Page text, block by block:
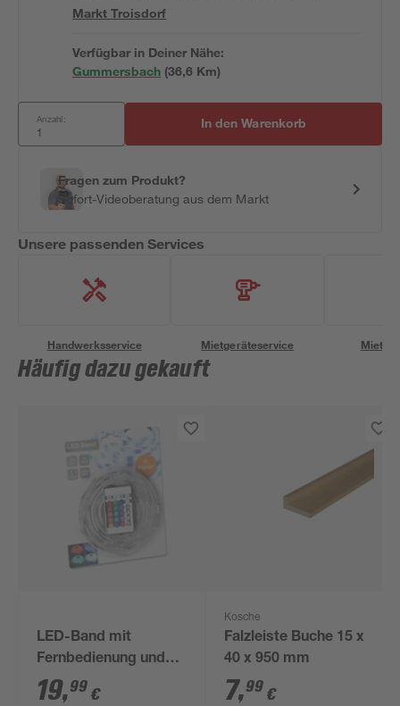
MarktTroisdorf
Verfügbar in Deiner Nähe:
Gummersbach (36,6 Km)
Anzahl: In den Warenkorb
Fragen zum Produkt?
Sofort-Videoberatung aus dem Markt
Unsere passenden Services
Handwerksservice Mietgeräteservice
Häufig dazu gekauft
LED-Band mit
Fernbedienung und
Farbwechsler 5 m
19,99 €
Kosche
Falzleiste Buche 15 x
40 x 950 mm
7,99 €